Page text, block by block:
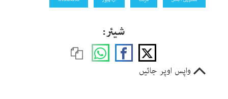
شیئر:
واپس اوپر جائیں